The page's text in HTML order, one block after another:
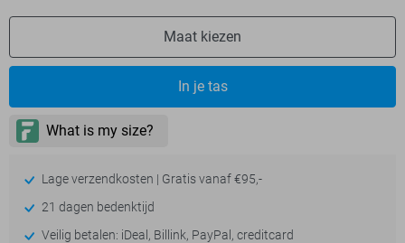
Maat kiezen
In je tas
Lage verzendkosten | Gratis vanaf €95,-
21 dagen bedenktijd
Veilig betalen: iDeal, Billink, PayPal, creditcard